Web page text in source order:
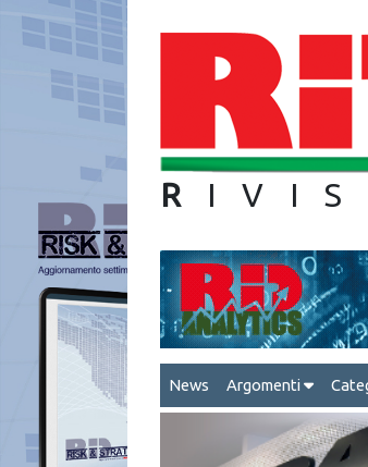
R
News Argomenti